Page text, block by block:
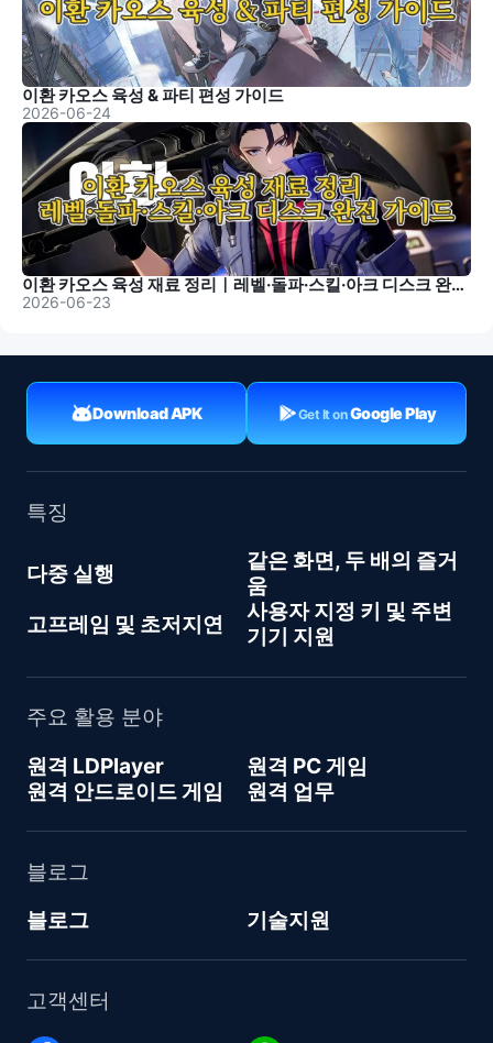
이환 카오스 육성 & 파티 편성 가이드
2026-06-24
이환 카오스 육성 재료 정리｜레벨·돌파·스킬·아크 디스크 완전 가이드
2026-06-23
Download APK Get It onGoogle Play
특징
다중 실행
같은 화면, 두 배의 즐거
움
고프레임 및 초저지연
사용자 지정 키 및 주변
기기 지원
주요 활용 분야
원격 LDPlayer
원격 PC 게임
원격 안드로이드 게임
원격 업무
블로그
블로그
기술지원
고객센터